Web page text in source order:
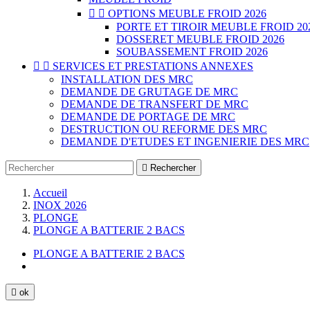
  OPTIONS MEUBLE FROID 2026
PORTE ET TIROIR MEUBLE FROID
DOSSERET MEUBLE FROID 2026
SOUBASSEMENT FROID 2026
  SERVICES ET PRESTATIONS ANNEXES
INSTALLATION DES MRC
DEMANDE DE GRUTAGE DE MRC
DEMANDE DE TRANSFERT DE MRC
DEMANDE DE PORTAGE DE MRC
DESTRUCTION OU REFORME DES MRC
DEMANDE D'ETUDES ET INGENIERIE DES MRC
 Rechercher
Accueil
INOX 2026
PLONGE
PLONGE A BATTERIE 2 BACS
PLONGE A BATTERIE 2 BACS
 ok